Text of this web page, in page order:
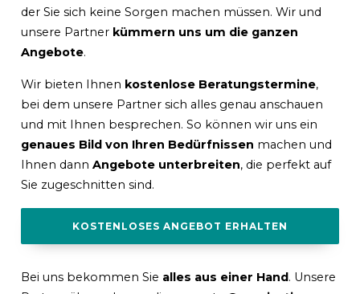
der Sie sich keine Sorgen machen müssen. Wir und
unsere Partner kümmern uns um die ganzen
Angebote.
Wir bieten Ihnen kostenlose Beratungstermine,
bei dem unsere Partner sich alles genau anschauen
und mit Ihnen besprechen. So können wir uns ein
genaues Bild von Ihren Bedürfnissen machen und
Ihnen dann Angebote unterbreiten, die perfekt auf
Sie zugeschnitten sind.
KOSTENLOSES ANGEBOT ERHALTEN
Bei uns bekommen Sie alles aus einer Hand. Unsere